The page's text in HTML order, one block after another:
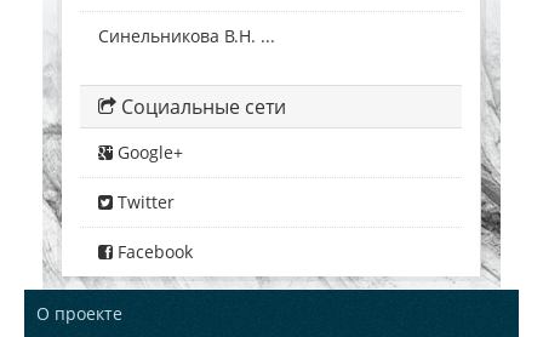
Синельникова В.Н. ...
Социальные сети
Google+
Twitter
Facebook
О проекте